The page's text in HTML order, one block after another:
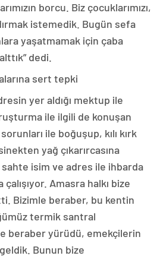
borcu. Biz çocuklarımızı,
istemedik. Bugün sefa
yaşatmamak için çaba
dedi.
sert tepki
yer aldığı mektup ile
ile ilgili de konuşan
sorunları ile boğuşup, kılı kırk
yağ çıkarırcasına
sahte isim ve adres ile ihbarda
Amasra halkı bize
Bizimle beraber, bu kentin
termik santral
beraber yürüdü, emekçilerin
Bunun bize